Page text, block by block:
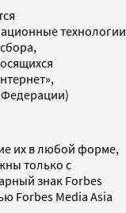
технологии
Федерации)
их в любой форме,
только с
знак Forbes
Forbes Media Asia